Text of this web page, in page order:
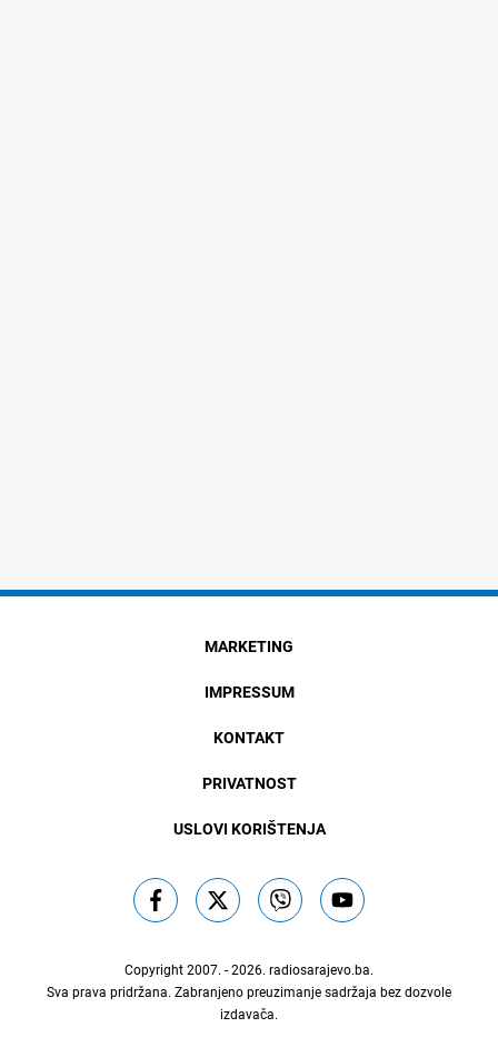
MARKETING
IMPRESSUM
KONTAKT
PRIVATNOST
USLOVI KORIŠTENJA
Copyright 2007. - 2026. radiosarajevo.ba.
Sva prava pridržana. Zabranjeno preuzimanje sadržaja bez dozvole
izdavača.